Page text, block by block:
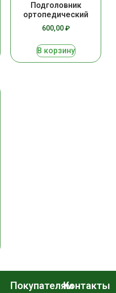
Подголовник
ортопедический
600,00₽
В корзину
ПокупателямКонтакты